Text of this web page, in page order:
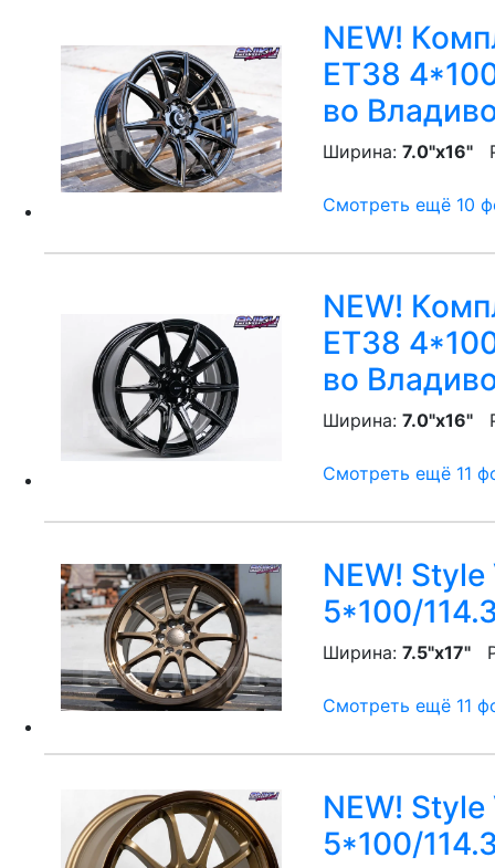
NEW!
ET38
во
Ширина: 7.0"x16"
Смотреть ещё 10
NEW!
ET38
во
Ширина: 7.0"x16"
Смотреть ещё 11
NEW!
5*100/
Ширина: 7.5"x17"
Смотреть ещё 11
NEW!
5*100/